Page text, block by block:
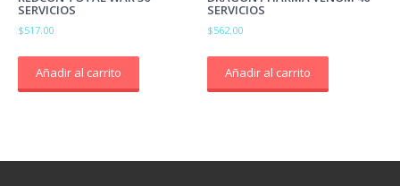
SERVICIOS
$517.00
Añadir al carrito
SERVICIOS
$562.00
Añadir al carrito